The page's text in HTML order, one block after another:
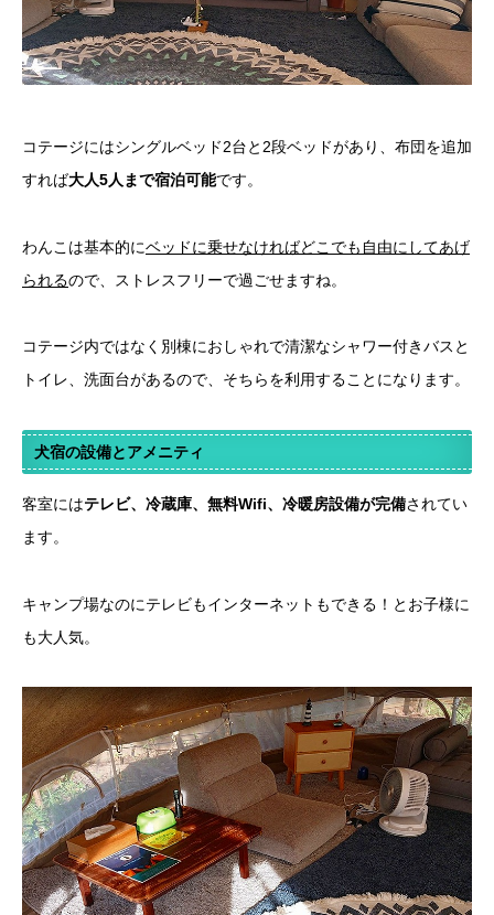
コテージにはシングルベッド2台と2段ベッドがあり、布団を追加
すれば大人5人まで宿泊可能です。
わんこは基本的にベッドに乗せなければどこでも自由にしてあげ
られるので、ストレスフリーで過ごせますね。
コテージ内ではなく別棟におしゃれで清潔なシャワー付きバスと
トイレ、洗面台があるので、そちらを利用することになります。
犬宿の設備とアメニティ
客室にはテレビ、冷蔵庫、無料Wifi、冷暖房設備が完備されてい
ます。
キャンプ場なのにテレビもインターネットもできる！とお子様に
も大人気。